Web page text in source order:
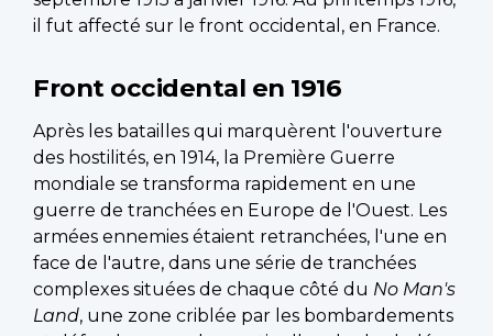
il fut affecté sur le front occidental, en France.
Front occidental en 1916
Après les batailles qui marquèrent l'ouverture
des hostilités, en 1914, la Première Guerre
mondiale se transforma rapidement en une
guerre de tranchées en Europe de l'Ouest. Les
armées ennemies étaient retranchées, l'une en
face de l'autre, dans une série de tranchées
complexes situées de chaque côté du No Man's
Land, une zone criblée par les bombardements